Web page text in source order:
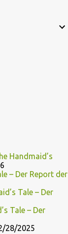
Handmaid’s
– Der Report der
Tale – Der
Tale – Der
28/2025